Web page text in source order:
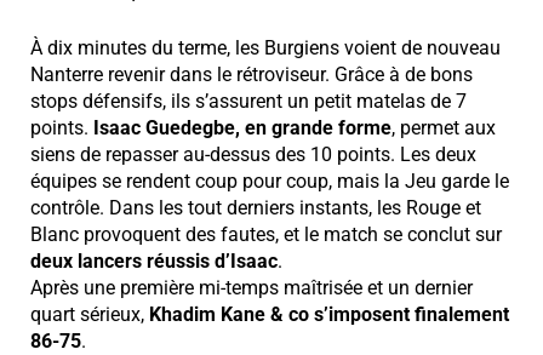
À dix minutes du terme, les Burgiens voient de nouveau
Nanterre revenir dans le rétroviseur. Grâce à de bons
stops défensifs, ils s’assurent un petit matelas de 7
points. Isaac Guedegbe, en grande forme, permet aux
siens de repasser au-dessus des 10 points. Les deux
équipes se rendent coup pour coup, mais la Jeu garde le
contrôle. Dans les tout derniers instants, les Rouge et
Blanc provoquent des fautes, et le match se conclut sur
deux lancers réussis d’Isaac.
Après une première mi-temps maîtrisée et un dernier
quart sérieux, Khadim Kane & co s’imposent finalement
86-75.